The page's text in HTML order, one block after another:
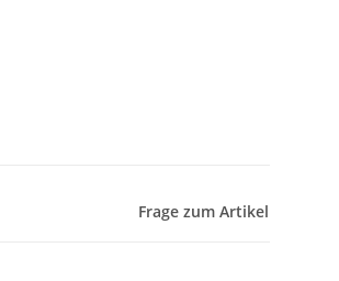
Frage zum Artikel